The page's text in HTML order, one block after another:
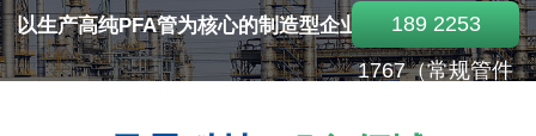
以生产高纯PFA管为核心的制造型企业！
189 2253
1767（常规管件